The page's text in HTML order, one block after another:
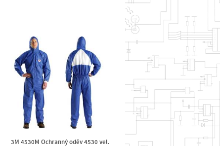
3M 4530M Ochranný oděv 4530 vel.